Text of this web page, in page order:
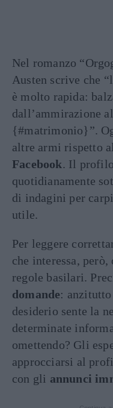
Nel romanzo
Austen scrive che
è molto rapida:
dall’ammirazione
{#matrimonio}”.
altre armi rispetto
Facebook. Il
quotidianamente
di indagini per
utile.
Per leggere
che interessa,
regole basilari.
domande: anzitutto
desiderio sente la
determinate
omettendo? Gli
approcciarsi al
con gli annunci